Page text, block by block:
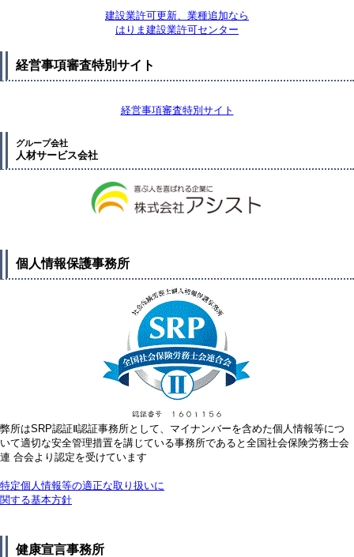
建設業許可更新、業種追加なら
はりま建設業許可センター
経営事項審査特別サイト
経営事項審査特別サイト
グループ会社
人材サービス会社
個人情報保護事務所
弊所はSRP認証Ⅱ認証事務所として、マイナンバーを含めた個人情報等につ
いて適切な安全管理措置を講じている事務所であると全国社会保険労務士会
連 合会より認定を受けています
特定個人情報等の適正な取り扱いに
関する基本方針
健康宣言事務所